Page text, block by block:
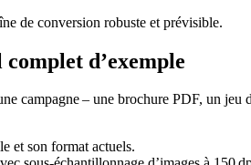
de conversion robuste et prévisible.
d’exemple
campagne – une brochure PDF, un
et son format actuels.